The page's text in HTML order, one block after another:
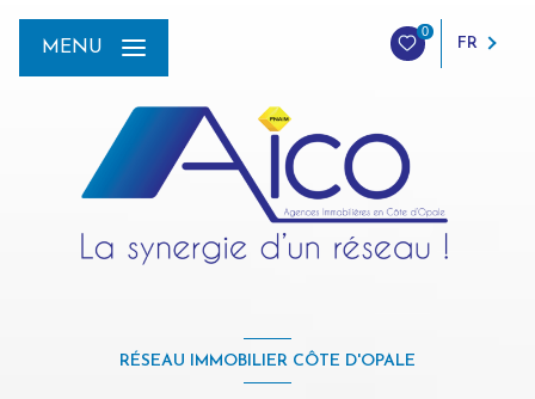
0
FR
MENU
RÉSEAU IMMOBILIER CÔTE D'OPALE